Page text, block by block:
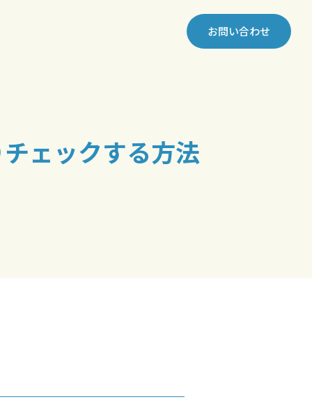
お問い合わせ
ェックする方法